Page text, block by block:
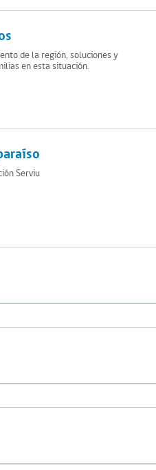
de la región, soluciones y
en esta situación.
Serviu